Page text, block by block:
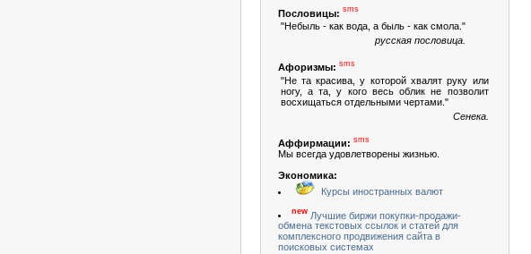
Пословицы: sms
"Небыль - как вода, а быль - как смола."
русская пословица.
Афоризмы: sms
"Не та красива, у которой хвалят руку или
ногу, а та, у кого весь облик не позволит
восхищаться отдельными чертами."
Сенека.
Аффирмации: sms
Мы всегда удовлетворены жизнью.
Экономика:
Курсы иностранных валют
new Лучшие биржи покупки-продажи-
обмена текстовых ссылок и статей для
комплексного продвижения сайта в
поисковых системах